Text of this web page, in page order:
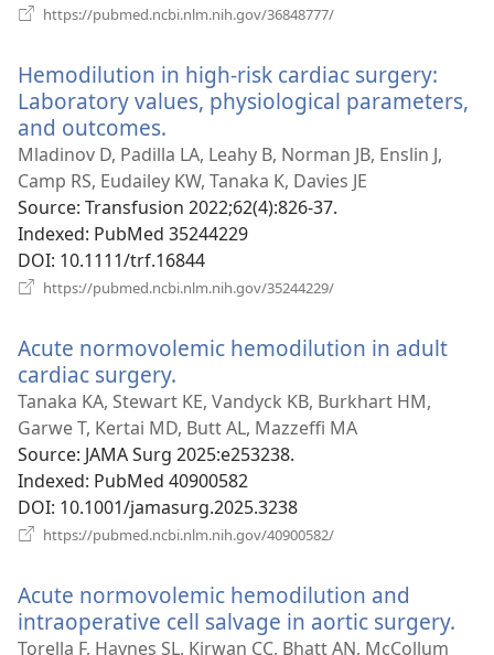
https://pubmed.ncbi.nlm.nih.gov/36848777/
вікні)
Hemodilution in high-risk cardiac surgery:
Laboratory values, physiological parameters,
and outcomes.
у
новому
вікні)
Mladinov D, Padilla LA, Leahy B, Norman JB, Enslin J,
Camp RS, Eudailey KW, Tanaka K, Davies JE
Source‎: Transfusion 2022;62(4):826-37.
Indexed‎: PubMed 35244229
DOI‎: 10.1111/trf.16844
https://pubmed.ncbi.nlm.nih.gov/35244229/
вікні)
Acute normovolemic hemodilution in adult
cardiac surgery.
у
новому
вікні)
Tanaka KA, Stewart KE, Vandyck KB, Burkhart HM,
Garwe T, Kertai MD, Butt AL, Mazzeffi MA
Source‎: JAMA Surg 2025:e253238.
Indexed‎: PubMed 40900582
DOI‎: 10.1001/jamasurg.2025.3238
https://pubmed.ncbi.nlm.nih.gov/40900582/
вікні)
Acute normovolemic hemodilution and
intraoperative cell salvage in aortic surgery.
Torella F, Haynes SL, Kirwan CC, Bhatt AN, McCollum